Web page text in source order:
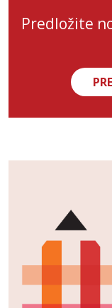
Predložite